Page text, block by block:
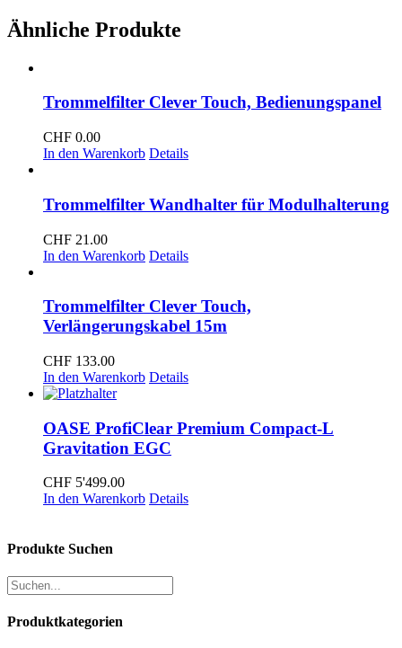
Ähnliche Produkte
Trommelfilter Clever Touch, Bedienungspanel
CHF 0.00
In den Warenkorb Details
Trommelfilter Wandhalter für Modulhalterung
CHF 21.00
In den Warenkorb Details
Trommelfilter Clever Touch,
Verlängerungskabel 15m
CHF 133.00
In den Warenkorb Details
OASE ProfiClear Premium Compact-L
Gravitation EGC
CHF 5'499.00
In den Warenkorb Details
Produkte Suchen
Produktkategorien